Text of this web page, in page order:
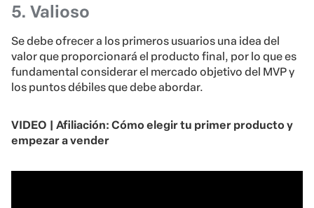
5. Valioso
Se debe ofrecer a los primeros usuarios una idea del
valor que proporcionará el producto final, por lo que es
fundamental considerar el mercado objetivo del MVP y
los puntos débiles que debe abordar.
VIDEO | Afiliación: Cómo elegir tu primer producto y
empezar a vender